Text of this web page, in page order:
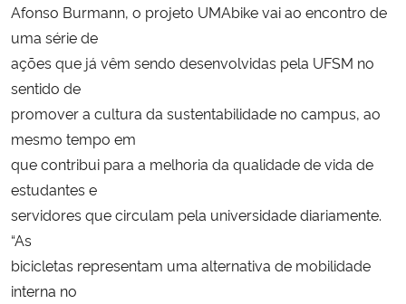
Afonso Burmann, o projeto UMAbike vai ao encontro de
uma série de
ações que já vêm sendo desenvolvidas pela UFSM no
sentido de
promover a cultura da sustentabilidade no campus, ao
mesmo tempo em
que contribui para a melhoria da qualidade de vida de
estudantes e
servidores que circulam pela universidade diariamente.
“As
bicicletas representam uma alternativa de mobilidade
interna no